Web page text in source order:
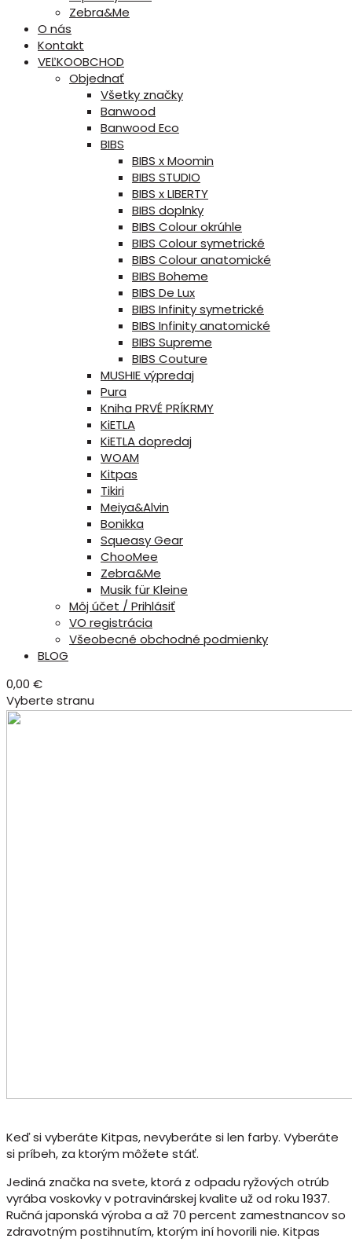
Zebra&Me
O nás
Kontakt
VEĽKOOBCHOD
Objednať
Všetky značky
Banwood
Banwood Eco
BIBS
BIBS x Moomin
BIBS STUDIO
BIBS x LIBERTY
BIBS doplnky
BIBS Colour okrúhle
BIBS Colour symetrické
BIBS Colour anatomické
BIBS Boheme
BIBS De Lux
BIBS Infinity symetrické
BIBS Infinity anatomické
BIBS Supreme
BIBS Couture
MUSHIE výpredaj
Pura
Kniha PRVÉ PRÍKRMY
KiETLA
KiETLA dopredaj
WOAM
Kitpas
Tikiri
Meiya&Alvin
Bonikka
Squeasy Gear
ChooMee
Zebra&Me
Musik für Kleine
Môj účet / Prihlásiť
VO registrácia
Všeobecné obchodné podmienky
BLOG
0,00 €
Vyberte stranu
Keď si vyberáte Kitpas, nevyberáte si len farby. Vyberáte
si príbeh, za ktorým môžete stáť.
Jediná značka na svete, ktorá z odpadu ryžových otrúb
vyrába voskovky v potravinárskej kvalite už od roku 1937.
Ručná japonská výroba a až 70 percent zamestnancov so
zdravotným postihnutím, ktorým iní hovorili nie. Kitpas